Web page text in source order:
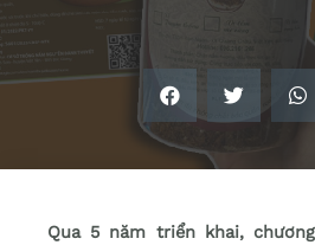
Qua 5 năm triển khai,